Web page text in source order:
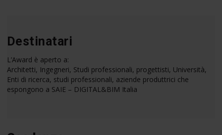
Destinatari
L’Award è aperto a:
Architetti, Ingegneri, Studi professionali, progettisti, Università,
Enti di ricerca, studi professionali, aziende produttrici che
espongono a SAIE – DIGITAL&BIM Italia